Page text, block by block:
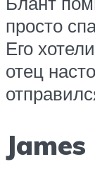
просто
Его
отец